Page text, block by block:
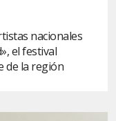
nacionales
el festival
de la región